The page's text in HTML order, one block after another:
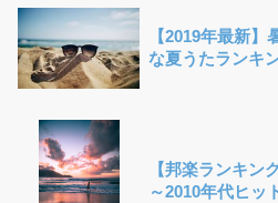
【2019年最新
な夏うたランキ
【邦楽ランキン
～2010年代ヒッ